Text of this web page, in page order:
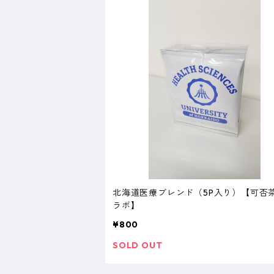
北海道医療ブレンド（5P入り）【可否
ラボ】
¥800
SOLD OUT